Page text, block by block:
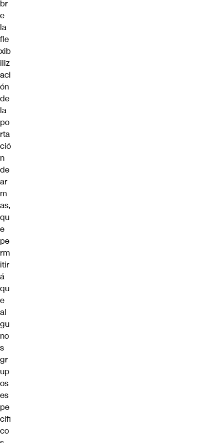
br
e
la
fle
xib
iliz
aci
ón
de
la
po
rta
ció
n
de
ar
m
as,
qu
e
pe
rm
itir
á
qu
e
al
gu
no
s
gr
up
os
es
pe
cífi
co